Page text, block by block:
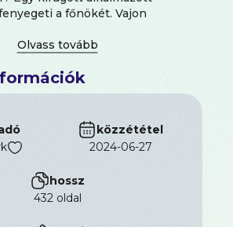
a főnökét. Vajon
a nőnek, minket egymásnak
megszállottja a death
és lenyűgözik a fegyverek. Vajon
Egy anya nyugtalankodik a
akit felfogadott. Vajon le kell
Egy férfit a barátnője
fenyeget. Vajon forduljon a
De Becker nem pszichológus,
árul el a megérzések, a
lelki alkat természetéről,
közzététel
2024-06-27
hossz
432 oldal